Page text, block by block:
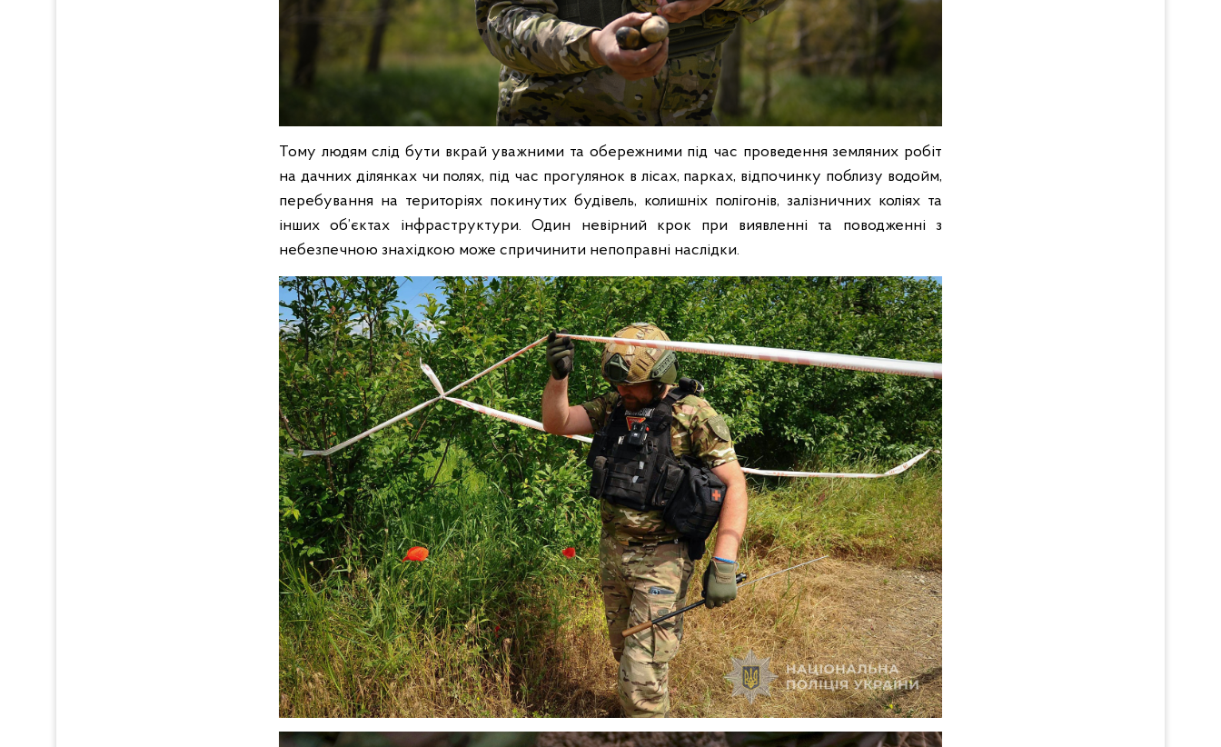
Тому людям слід бути вкрай уважними та обережними під час проведення земляних робіт
на дачних ділянках чи полях, під час прогулянок в лісах, парках, відпочинку поблизу водойм,
перебування на територіях покинутих будівель, колишніх полігонів, залізничних коліях та
інших об’єктах інфраструктури. Один невірний крок при виявленні та поводженні з
небезпечною знахідкою може спричинити непоправні наслідки.